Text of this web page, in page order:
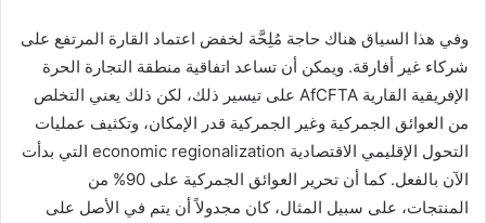
وفي هذا السياق هناك حاجة مُلِحَّة لخفض اعتماد القارة المرتفع على
شركاء غير أفارقة. ويمكن أن تساعد اتفاقية منطقة التجارة الحرة
الإفريقية القارية AfCFTA على تيسير ذلك، لكن ذلك يعني التخلص
من العوائق الجمركية وغير الجمركية قدر الإمكان، وتكثيف عمليات
التحول الإقليمي الاقتصادية economic regionalization التي بدأت
الآن بالفعل. كما أن تحرير العوائق الجمركية على 90% من
المنتجات، على سبيل المثال، كان مجدولاً أن يتم في الأصل على